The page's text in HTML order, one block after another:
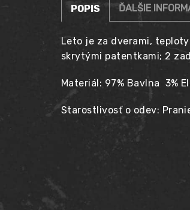
POPIS ĎALŠIE
Leto je za dverami,
skrytými patentkami; 2
Materiál: 97% Bavlna 3%
Starostlivosť o odev: